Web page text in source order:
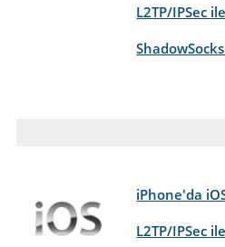
L2TP/IPSec
iPhone'da
L2TP/IPSec